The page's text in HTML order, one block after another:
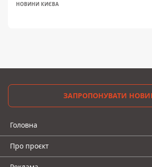
НОВИНИ КИЄВА
ЗАПРОПОНУВАТИ
Головна
Про проєкт